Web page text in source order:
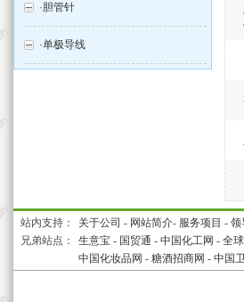
·胆管针
·单极导线
站内支持： 关于公司 - 网站简介- 服务项目 - 领
兄弟站点：
生意宝 - 国贸通 - 中国化工网 - 全
中国化妆品网 - 糖酒招商网 - 中国